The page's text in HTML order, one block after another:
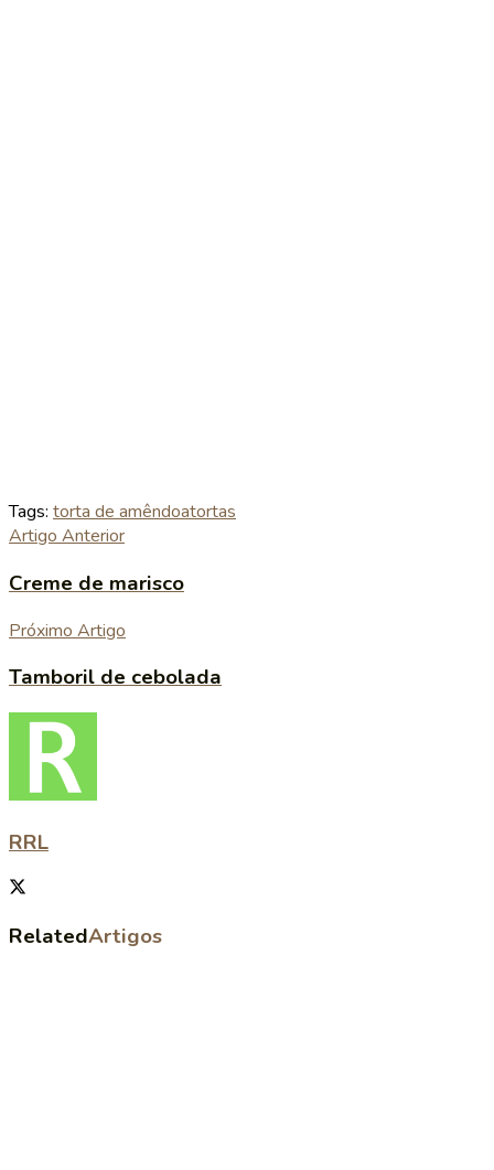
Tags: torta de amêndoatortas
Artigo Anterior
Creme de marisco
Próximo Artigo
Tamboril de cebolada
RRL
RelatedArtigos